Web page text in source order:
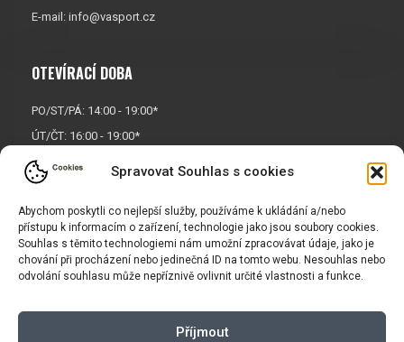
Spravovat Souhlas s cookies
Abychom poskytli co nejlepší služby, používáme k ukládání a/nebo
přístupu k informacím o zařízení, technologie jako jsou soubory cookies.
Souhlas s těmito technologiemi nám umožní zpracovávat údaje, jako je
chování při procházení nebo jedinečná ID na tomto webu. Nesouhlas nebo
odvolání souhlasu může nepříznivě ovlivnit určité vlastnosti a funkce.
Příjmout
E-mail: info@vasport.cz
OTEVÍRACÍ DOBA
PO/ST/PÁ: 14:00 - 19:00*
ÚT/ČT: 16:00 - 19:00*
Sobota: 9:00 - 17:00*
Neděle:
* Říjen, listopad a prosinec
OTEVŘENO POUZE
PO/ST/PÁ